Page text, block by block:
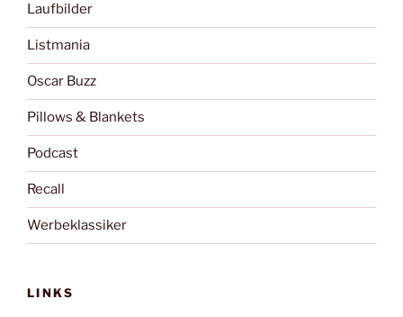
Laufbilder
Listmania
Oscar Buzz
Pillows & Blankets
Podcast
Recall
Werbeklassiker
LINKS